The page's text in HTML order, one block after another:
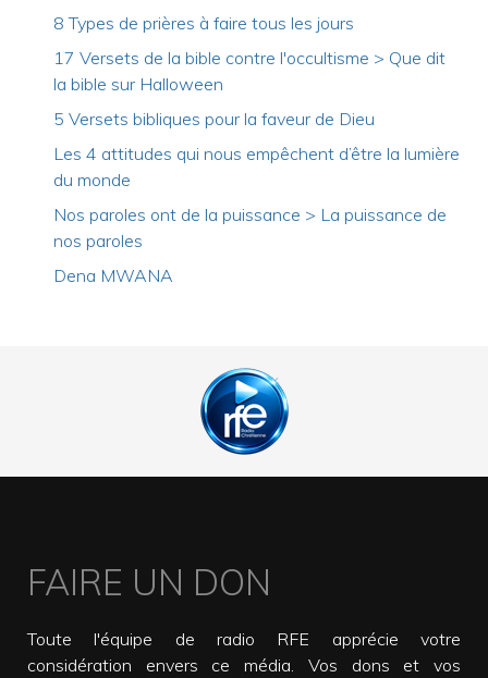
8 Types de prières à faire tous les jours
17 Versets de la bible contre l'occultisme > Que dit
la bible sur Halloween
5 Versets bibliques pour la faveur de Dieu
Les 4 attitudes qui nous empêchent d’être la lumière
du monde
Nos paroles ont de la puissance > La puissance de
nos paroles
Dena MWANA
FAIRE UN DON
Toute l'équipe de radio RFE apprécie votre
considération envers ce média. Vos dons et vos